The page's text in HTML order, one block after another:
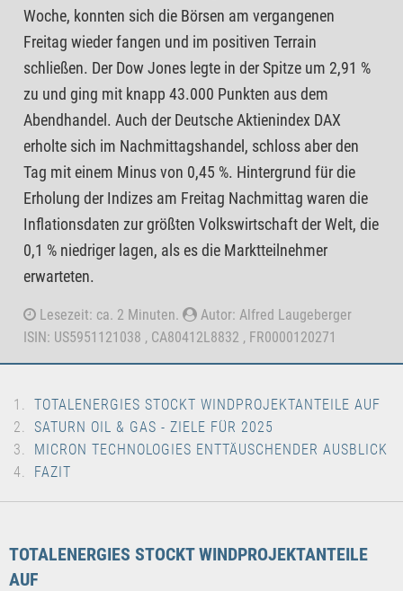
Woche, konnten sich die Börsen am vergangenen
Freitag wieder fangen und im positiven Terrain
schließen. Der Dow Jones legte in der Spitze um 2,91 %
zu und ging mit knapp 43.000 Punkten aus dem
Abendhandel. Auch der Deutsche Aktienindex DAX
erholte sich im Nachmittagshandel, schloss aber den
Tag mit einem Minus von 0,45 %. Hintergrund für die
Erholung der Indizes am Freitag Nachmittag waren die
Inflationsdaten zur größten Volkswirtschaft der Welt, die
0,1 % niedriger lagen, als es die Marktteilnehmer
erwarteten.
Lesezeit: ca. 2 Minuten.
Autor: Alfred Laugeberger
ISIN: US5951121038 , CA80412L8832 , FR0000120271
TOTALENERGIES STOCKT WINDPROJEKTANTEILE AUF
SATURN OIL & GAS - ZIELE FÜR 2025
MICRON TECHNOLOGIES ENTTÄUSCHENDER AUSBLICK
FAZIT
TOTALENERGIES STOCKT WINDPROJEKTANTEILE
AUF